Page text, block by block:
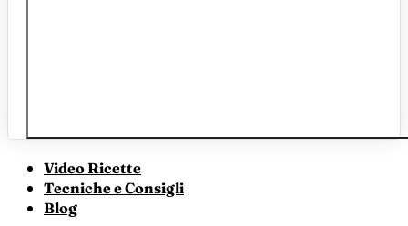
Video Ricette
Tecniche e Consigli
Blog